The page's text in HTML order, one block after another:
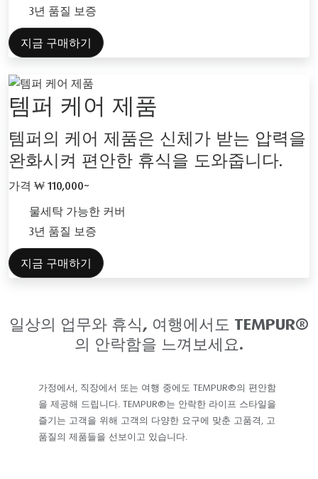
3년 품질 보증
지금 구매하기
템퍼 케어 제품
템퍼의 케어 제품은 신체가 받는 압력을
완화시켜 편안한 휴식을 도와줍니다.
가격 ₩ 110,000~
물세탁 가능한 커버
3년 품질 보증
지금 구매하기
일상의 업무와 휴식, 여행에서도 TEMPUR®
의 안락함을 느껴보세요.
가정에서, 직장에서 또는 여행 중에도 TEMPUR®의 편안함
을 제공해 드립니다. TEMPUR®는 안락한 라이프 스타일을
즐기는 고객을 위해 고객의 다양한 요구에 맞춘 고품격, 고
품질의 제품들을 선보이고 있습니다.